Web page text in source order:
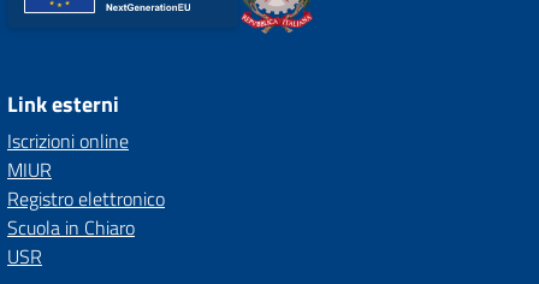
Link esterni
Iscrizioni online
MIUR
Registro elettronico
Scuola in Chiaro
USR